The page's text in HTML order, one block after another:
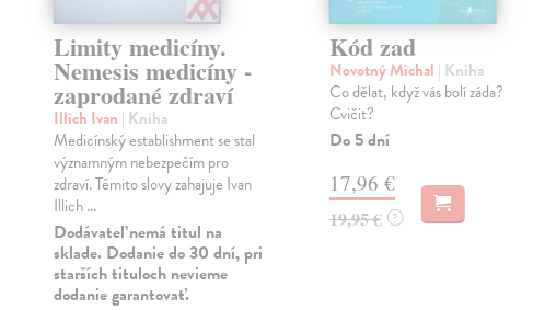
Limity medicíny.
Nemesis medicíny -
zaprodané zdraví
Illich Ivan | Kniha
Medicínský establishment se stal
významným nebezpečím pro
zdraví. Těmito slovy zahajuje Ivan
Illich ...
Dodávateľ nemá titul na
sklade. Dodanie do 30 dní, pri
starších tituloch nevieme
dodanie garantovať.
Kód zad
Novotný Michal | Kniha
Co dělat, když vás bolí záda?
Cvičit?
Do 5 dní
17,96 €
19,95 € ?